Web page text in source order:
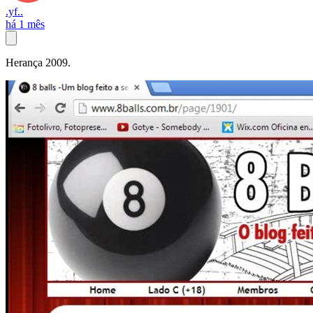
.yf..
há 1 mês
Herança 2009.